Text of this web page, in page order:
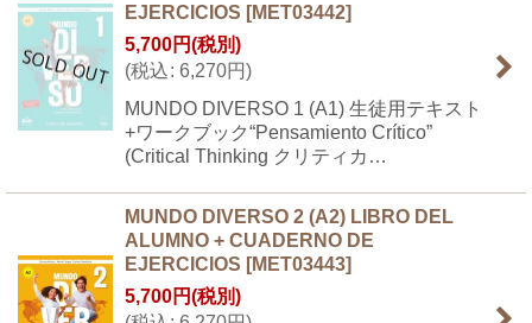
絞り込む
EJERCICIOS [MET03442]
5,700円(税別)
(税込: 6,270円)
MUNDO DIVERSO 1 (A1) 生徒用テキスト
+ワークブック“Pensamiento Crítico”
(Critical Thinking クリティカ…
MUNDO DIVERSO 2 (A2) LIBRO DEL
ALUMNO + CUADERNO DE
EJERCICIOS [MET03443]
5,700円(税別)